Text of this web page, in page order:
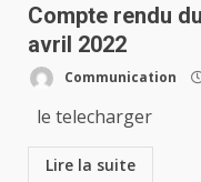
Compte rendu
avril 2022
Communication
le telecharger
Lire la suite